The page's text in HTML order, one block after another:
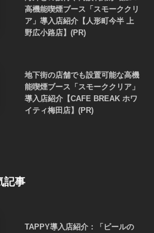
高機能喫煙ブース「スモーククリ
ア」導入店紹介【人形町今半 上
野広小路店】(PR)
地下街の店舗でも設置可能な高機
能喫煙ブース「スモーククリア」
導入店紹介【CAFE BREAK ホワ
イティ梅田店】(PR)
記事
TAPPY導入店紹介：「ビールの